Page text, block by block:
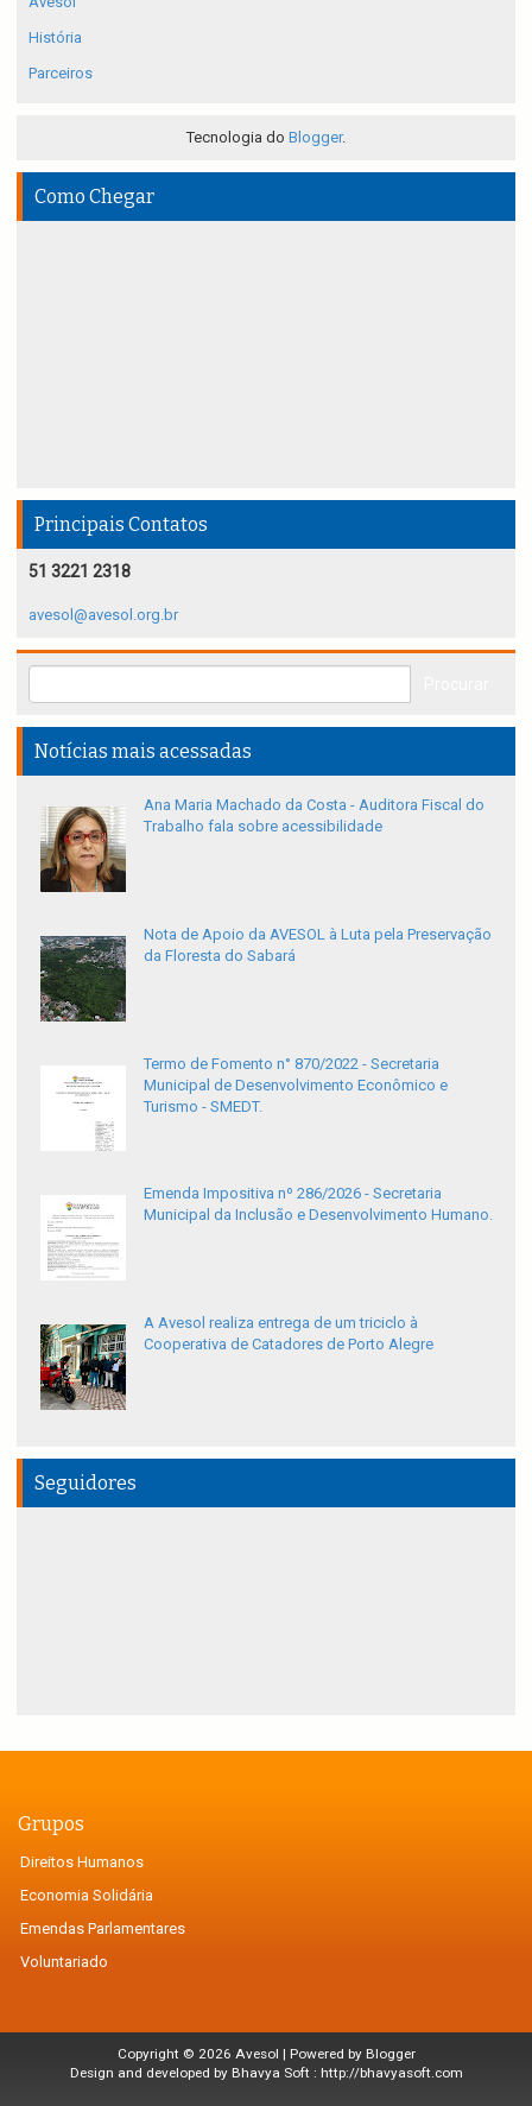
História
Parceiros
Tecnologia do Blogger.
Como Chegar
Principais Contatos
51 3221 2318
avesol@avesol.org.br
Notícias mais acessadas
Ana Maria Machado da Costa - Auditora Fiscal do
Trabalho fala sobre acessibilidade
Nota de Apoio da AVESOL à Luta pela Preservação
da Floresta do Sabará
Termo de Fomento n° 870/2022 - Secretaria
Municipal de Desenvolvimento Econômico e
Turismo - SMEDT.
Emenda Impositiva nº 286/2026 - Secretaria
Municipal da Inclusão e Desenvolvimento Humano.
A Avesol realiza entrega de um triciclo à
Cooperativa de Catadores de Porto Alegre
Seguidores
Grupos
Direitos Humanos
Economia Solidária
Emendas Parlamentares
Voluntariado
Copyright © 2026 Avesol | Powered by Blogger
Design and developed by Bhavya Soft : http://bhavyasoft.com